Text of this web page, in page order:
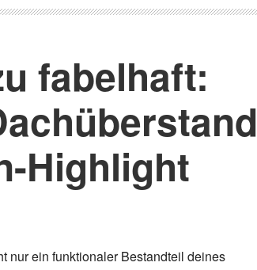
fabelhaft:
Highlight
nur ein funktionaler Bestandteil deines